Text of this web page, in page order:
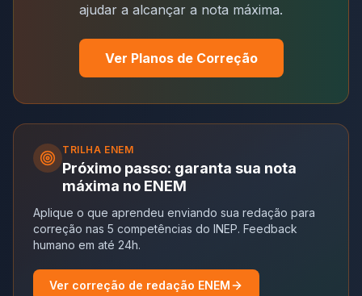
ajudar a alcançar a nota máxima.
Ver Planos de Correção
TRILHA ENEM
Próximo passo: garanta sua nota
máxima no ENEM
Aplique o que aprendeu enviando sua redação para
correção nas 5 competências do INEP. Feedback
humano em até 24h.
Ver correção de redação ENEM